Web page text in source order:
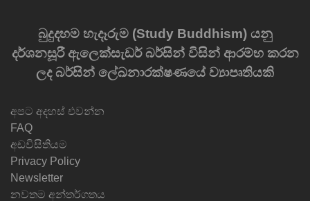
බුදුදහම හැදෑරුම (Study Buddhism) යනු
දර්ශනසූරී ඇලෙක්සැඩර් බර්සින් විසින් ආරම්භ කරන
ලද බර්සින් ලේඛනාරක්ෂණයේ ව්‍යාපෘතියකි
අපට අදහස් එවන්න
FAQ
අඩවිසිතියම
Privacy Policy
Newsletter
නවතම අන්තර්ගතය